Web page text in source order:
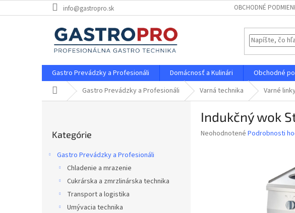
na
info@gastropro.sk OBCHODNÉ
Gastro Prevádzky a Profesionáli Domácnosť a Kulinári Obchodné
Domov Gastro Prevádzky a Profesionáli Varná technika Varné
kategórie
Kategórie
Gastro Prevádzky a Profesionáli
Chladenie a mrazenie
Cukrárska a zmrzlinárska technika
Transport a logistika
Umývacia technika
Indukčný wok
Priemerné
Neohodnotené Podrobnosti